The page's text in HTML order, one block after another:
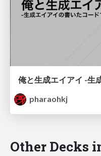
pharaohkj
Other Decks